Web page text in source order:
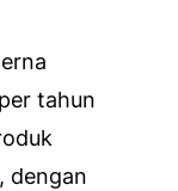
tahun
dengan